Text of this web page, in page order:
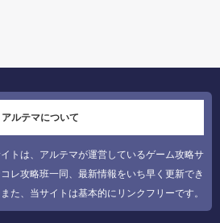
ルテマについて
トは、アルテマが運営しているゲーム攻略サ
レ攻略班一同、最新情報をいち早く更新でき
た、当サイトは基本的にリンクフリーです。